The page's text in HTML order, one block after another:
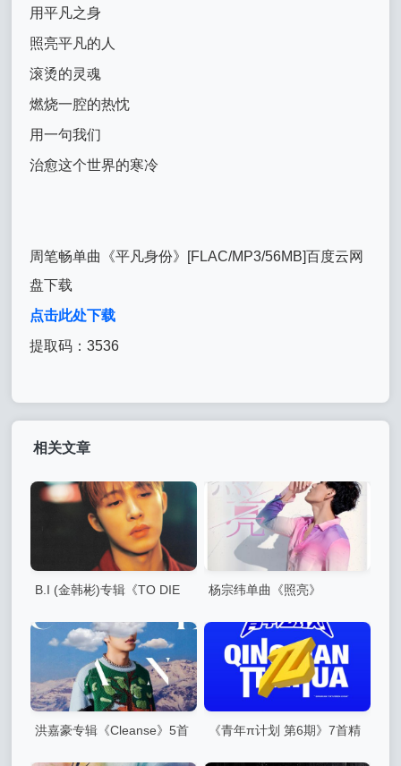
用平凡之身
照亮平凡的人
滚烫的灵魂
燃烧一腔的热忱
用一句我们
治愈这个世界的寒冷
周笔畅单曲《平凡身份》[FLAC/MP3/56MB]百度云网
盘下载
点击此处下载
提取码：3536
相关文章
B.I (金韩彬)专辑《TO DIE
杨宗纬单曲《照亮》
洪嘉豪专辑《Cleanse》5首
《青年π计划 第6期》7首精